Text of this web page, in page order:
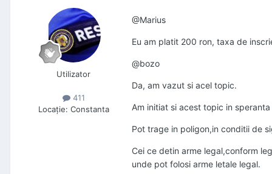
Utilizator
411
Locaţie: Constanta
@Marius
Eu am platit 200 ron, taxa de
@bozo
Da, am vazut si acel topic.
Am initiat si acest topic in
Pot trage in poligon,in conditii de
Cei ce detin arme legal,conform
unde pot folosi arme letale legal.